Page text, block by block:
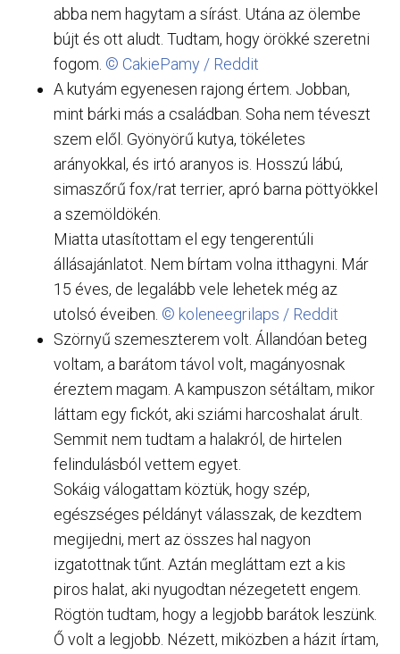
abba nem hagytam a sírást. Utána az ölembe
bújt és ott aludt. Tudtam, hogy örökké szeretni
fogom. © CakiePamy / Reddit
A kutyám egyenesen rajong értem. Jobban,
mint bárki más a családban. Soha nem téveszt
szem elől. Gyönyörű kutya, tökéletes
arányokkal, és irtó aranyos is. Hosszú lábú,
simaszőrű fox/rat terrier, apró barna pöttyökkel
a szemöldökén.
Miatta utasítottam el egy tengerentúli
állásajánlatot. Nem bírtam volna itthagyni. Már
15 éves, de legalább vele lehetek még az
utolsó éveiben. © koleneegrilaps / Reddit
Szörnyű szemeszterem volt. Állandóan beteg
voltam, a barátom távol volt, magányosnak
éreztem magam. A kampuszon sétáltam, mikor
láttam egy fickót, aki sziámi harcoshalat árult.
Semmit nem tudtam a halakról, de hirtelen
felindulásból vettem egyet.
Sokáig válogattam köztük, hogy szép,
egészséges példányt válasszak, de kezdtem
megijedni, mert az összes hal nagyon
izgatottnak tűnt. Aztán megláttam ezt a kis
piros halat, aki nyugodtan nézegetett engem.
Rögtön tudtam, hogy a legjobb barátok leszünk.
Ő volt a legjobb. Nézett, miközben a házit írtam,